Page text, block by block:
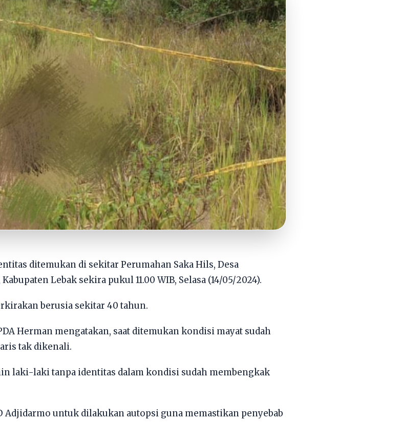
ditemukan di sekitar Perumahan Saka Hils, Desa
Lebak sekira pukul 11.00 WIB, Selasa (14/05/2024).
berusia sekitar 40 tahun.
Herman mengatakan, saat ditemukan kondisi mayat sudah
tak dikenali.
laki-laki tanpa identitas dalam kondisi sudah membengkak
Adjidarmo untuk dilakukan autopsi guna memastikan penyebab